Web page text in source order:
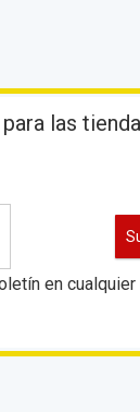
las
en cualquier